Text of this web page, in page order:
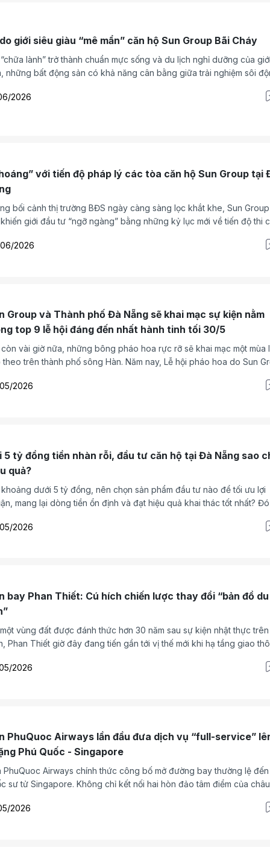
giới siêu giàu “mê mẩn” căn hộ Sun Group Bãi Cháy
lành” trở thành chuẩn mực sống và du lịch nghỉ dưỡng của
những bất động sản có khả năng cân bằng giữa trải nghiệm sôi
ra mắt tại Sun Elite City, Bãi Cháy là sản phẩm sở hữu những ưu thế
2026
với tiến độ pháp lý các tòa căn hộ Sun Group tại
bối cảnh thị trường BĐS ngày càng sàng lọc khắt khe, Sun
giới đầu tư “ngỡ ngàng” bằng những kỷ lục mới về tiến độ thi
chỉ củng cố niềm tin, tiến độ thần tốc này giúp nhà đầu tư dễ
2026
Group và Thành phố Đà Nẵng sẽ khai mạc sự kiện nằm
top 9 lễ hội đáng đến nhất hành tinh tối 30/5
còn vài giờ nữa, những bông pháo hoa rực rỡ sẽ khai mạc một mùa
theo trên thành phố sông Hàn. Năm nay, Lễ hội pháo hoa do Sun
cột mốc không thể tự hào hơn khi được tạp chí danh tiếng của Mỹ
2026
5 tỷ đồng tiền nhàn rỗi, đầu tư căn hộ tại Đà Nẵng sao
quả?
dưới 5 tỷ đồng, nên chọn sản phẩm đầu tư nào để tối ưu lợi
mang lại dòng tiền ổn định và đạt hiệu quả khai thác tốt nhất?
đang thu hút sự quan tâm trở lại.
2026
bay Phan Thiết: Cú hích chiến lược thay đổi “bản đồ du
vùng đất được đánh thức hơn 30 năm sau sự kiện nhật thực
Phan Thiết giờ đây đang tiến gần tới vị thế mới khi hạ tầng giao
tái định vị cả vùng du lịch Nam Trung Bộ – Tây Nguyên.
2026
PhuQuoc Airways lần đầu đưa dịch vụ “full-service”
Phú Quốc - Singapore
PhuQuoc Airways chính thức công bố mở đường bay thường lệ
sư tử Singapore. Không chỉ kết nối hai hòn đảo tâm điểm của
có một hãng hàng không dịch vụ đầy đủ (Full-service) tham gia
2026